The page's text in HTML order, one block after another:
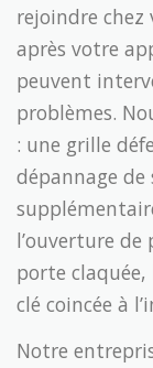
rejoindre chez
après votre
peuvent
problèmes.
: une grille
dépannage de
l’ouverture de
porte claquée,
clé coincée à
Notre